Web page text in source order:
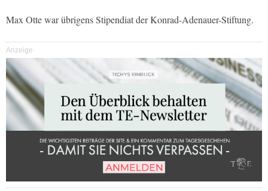
Max Otte war übrigens Stipendiat der Konrad-Adenauer-Stiftung.
Anzeige